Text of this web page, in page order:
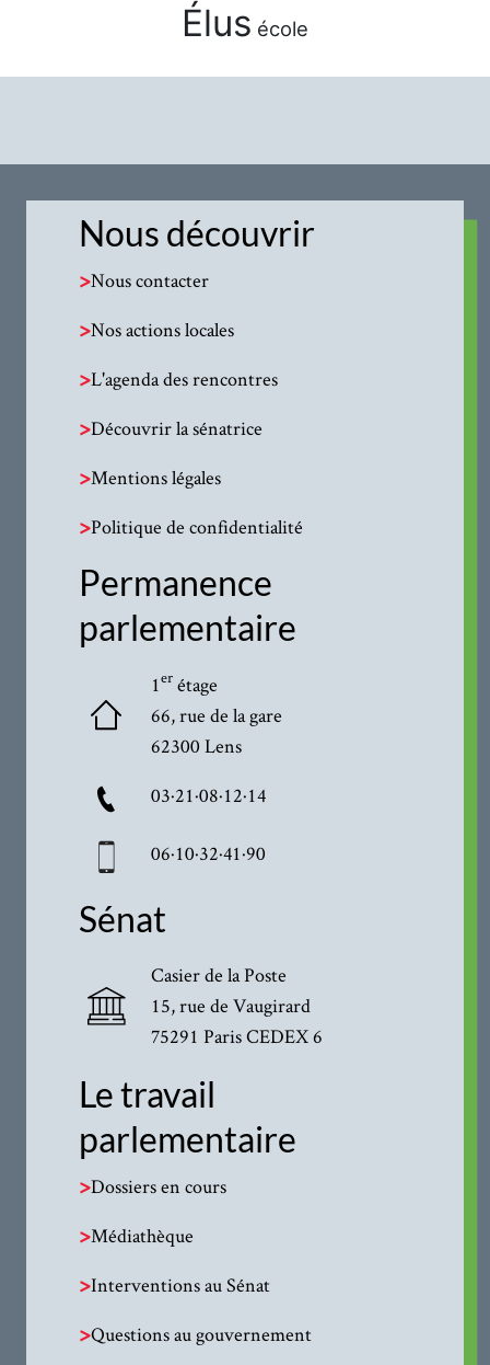
Élus école
Nous découvrir
>Nous contacter
>Nos actions locales
>L'agenda des rencontres
>Découvrir la sénatrice
>Mentions légales
>Politique de confidentialité
Permanence
parlementaire
1erétage
66, rue de la gare
62300 Lens
03·21·08·12·14
06·10·32·41·90
Sénat
Casier de la Poste
15, rue de Vaugirard
75291 Paris CEDEX 6
Le travail
parlementaire
>Dossiers en cours
>Médiathèque
>Interventions au Sénat
>Questions au gouvernement